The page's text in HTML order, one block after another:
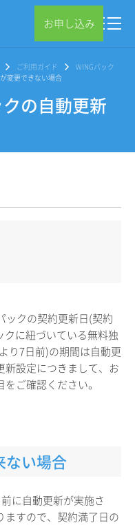
お申し込み
ご利用ガイド
WINGパック
変更できない場合
の自動更新
ックの契約更新日(契約
クに紐づいている無料独
り7日前)の期間は自動更
設定につきまして、お
ご確認ください。
ない場合
に自動更新が実施さ
ますので、契約満了日の